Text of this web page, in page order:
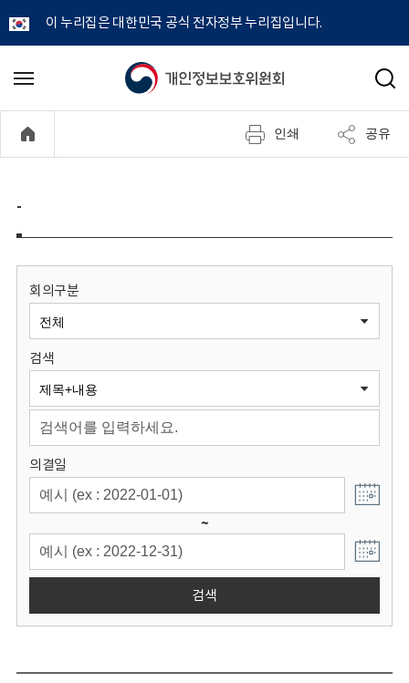
이 누리집은 대한민국 공식 전자정부 누리집입니다.
개
정
보
원
회
메
기
검
인쇄 공유
-
회의구분
검색
의결일
~
검색